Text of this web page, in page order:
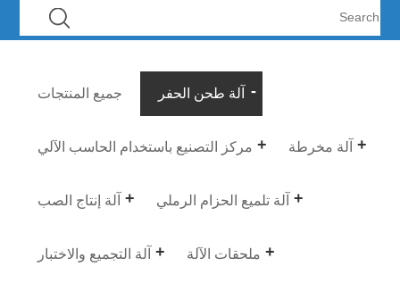
جميع المنتجات آلة طحن الحفر
مركز التصنيع باستخدام الحاسب الآلي آلة مخرطة
آلة إنتاج الصب آلة تلميع الحزام الرملي
آلة التجميع والاختبار ملحقات الآلة